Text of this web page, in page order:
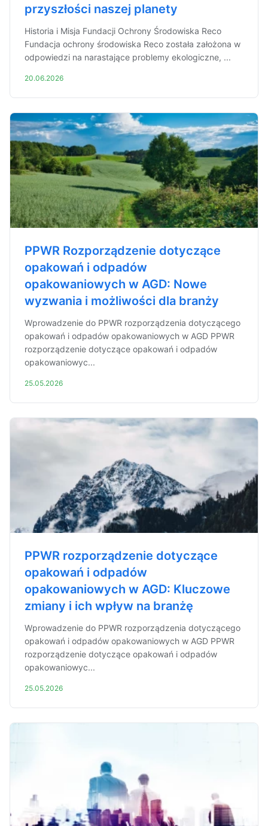
przyszłości naszej planety
Historia i Misja Fundacji Ochrony Środowiska Reco
Fundacja ochrony środowiska Reco została założona w
odpowiedzi na narastające problemy ekologiczne, ...
20.06.2026
PPWR Rozporządzenie dotyczące
opakowań i odpadów
opakowaniowych w AGD: Nowe
wyzwania i możliwości dla branży
Wprowadzenie do PPWR rozporządzenia dotyczącego
opakowań i odpadów opakowaniowych w AGD PPWR
rozporządzenie dotyczące opakowań i odpadów
opakowaniowyc...
25.05.2026
PPWR rozporządzenie dotyczące
opakowań i odpadów
opakowaniowych w AGD: Kluczowe
zmiany i ich wpływ na branżę
Wprowadzenie do PPWR rozporządzenia dotyczącego
opakowań i odpadów opakowaniowych w AGD PPWR
rozporządzenie dotyczące opakowań i odpadów
opakowaniowyc...
25.05.2026